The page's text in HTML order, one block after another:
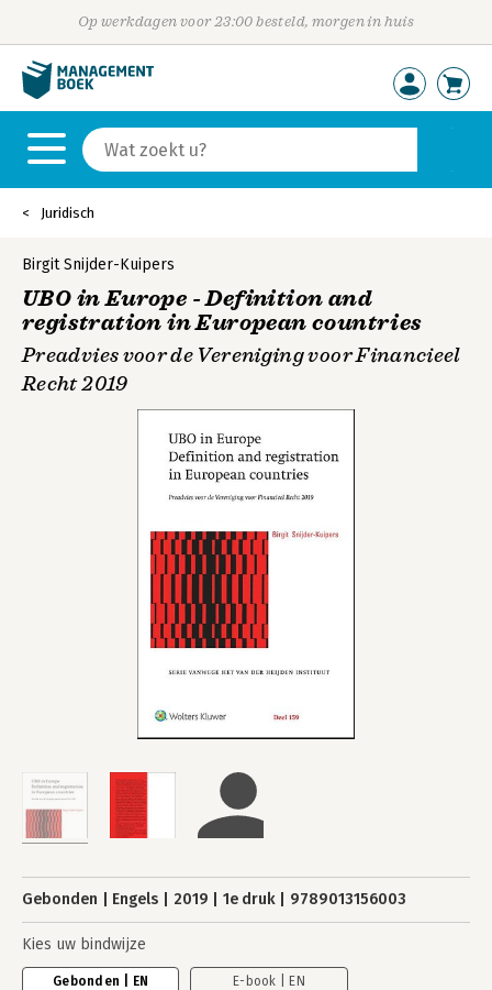
Op werkdagen voor 23:00 besteld, morgen in huis
Juridisch
Birgit Snijder-Kuipers
UBO in Europe - Definition and
registration in European countries
Preadvies voor de Vereniging voor Financieel
Recht 2019
Gebonden Engels 2019 1e druk 9789013156003
Kies uw bindwijze
Gebonden | EN E-book | EN